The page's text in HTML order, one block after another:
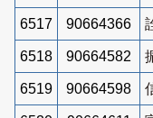
6517 90664366
6518 90664582
6519 90664598